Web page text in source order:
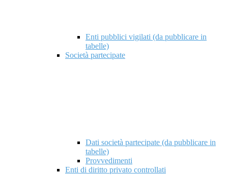
Enti pubblici vigilati (da pubblicare in
tabelle)
Società partecipate
Dati società partecipate (da pubblicare in
tabelle)
Provvedimenti
Enti di diritto privato controllati